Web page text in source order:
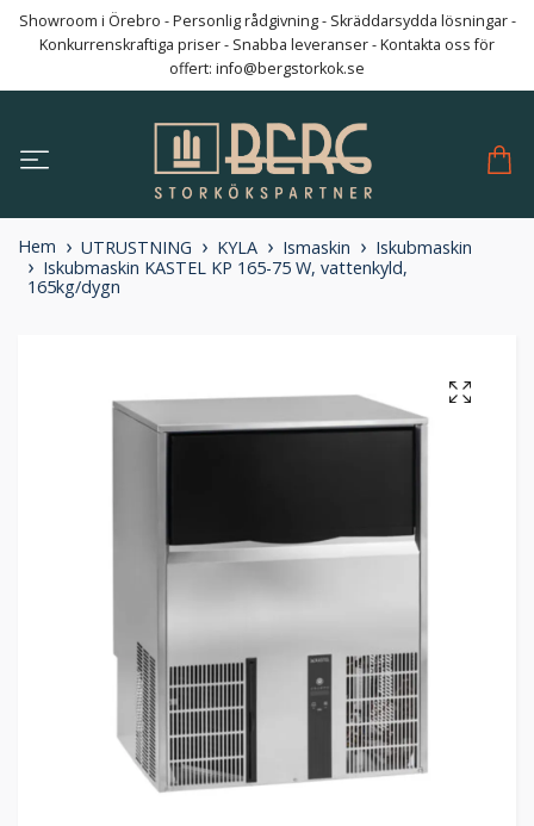
Showroom i Örebro - Personlig rådgivning - Skräddarsydda lösningar -
Konkurrenskraftiga priser - Snabba leveranser - Kontakta oss för
offert: info@bergstorkok.se
Hem UTRUSTNING KYLA Ismaskin
Iskubmaskin
Iskubmaskin KASTEL KP 165-75 W, vattenkyld,
165kg/dygn